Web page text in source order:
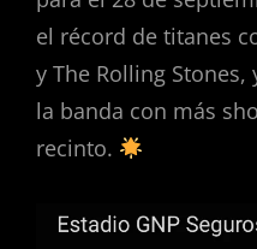
el récord de titanes
y The Rolling
la banda con más
recinto.